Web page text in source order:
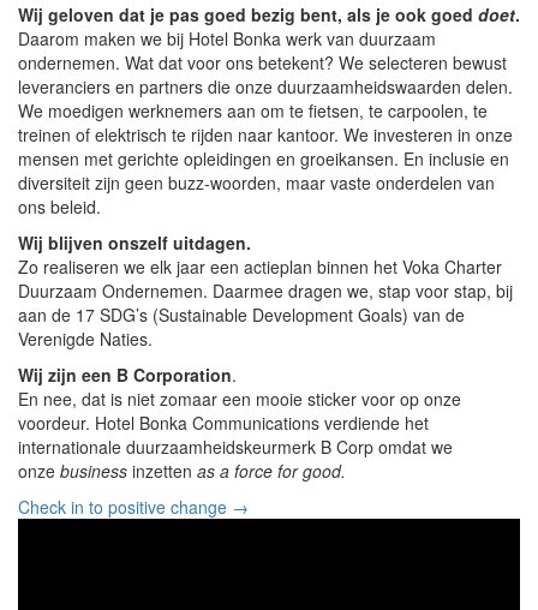
Wij geloven dat je pas goed bezig bent, als je ook goed doet.
Daarom maken we bij Hotel Bonka werk van duurzaam
ondernemen. Wat dat voor ons betekent? We selecteren bewust
leveranciers en partners die onze duurzaamheidswaarden delen.
We moedigen werknemers aan om te fietsen, te carpoolen, te
treinen of elektrisch te rijden naar kantoor. We investeren in onze
mensen met gerichte opleidingen en groeikansen. En inclusie en
diversiteit zijn geen buzz-woorden, maar vaste onderdelen van
ons beleid.
Wij blijven onszelf uitdagen.
Zo realiseren we elk jaar een actieplan binnen het Voka Charter
Duurzaam Ondernemen. Daarmee dragen we, stap voor stap, bij
aan de 17 SDG’s (Sustainable Development Goals) van de
Verenigde Naties.
Wij zijn een B Corporation.
En nee, dat is niet zomaar een mooie sticker voor op onze
voordeur. Hotel Bonka Communications verdiende het
internationale duurzaamheidskeurmerk B Corp omdat we
onze business inzetten as a force for good.
Check in to positive change →